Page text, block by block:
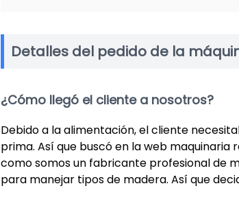
Detalles del pedido de la
¿Cómo llegó el cliente a nosotros?
Debido a la alimentación, el cliente
prima. Así que buscó en la web maquinaria
como somos un fabricante profesional de
para manejar tipos de madera. Así que